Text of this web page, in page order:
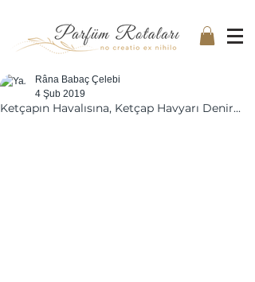
Ketçapın Havalısına, Ketçap Havyarı Denir...
Râna Babaç Çelebi
4 Şub 2019